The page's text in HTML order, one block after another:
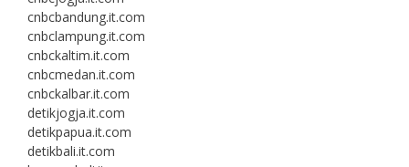
cnbcbandung.it.com
cnbclampung.it.com
cnbckaltim.it.com
cnbcmedan.it.com
cnbckalbar.it.com
detikjogja.it.com
detikpapua.it.com
detikbali.it.com